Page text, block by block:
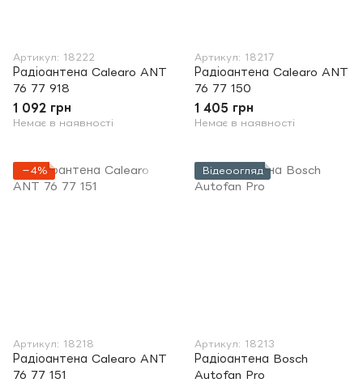
Артикул: 18222
Радіоантена Calearo ANT
76 77 918
1 092 грн
Немає в наявності
Артикул: 18217
Радіоантена Calearo ANT
76 77 150
1 405 грн
Немає в наявності
−4%
Артикул: 18218
Радіоантена Calearo ANT
76 77 151
Відеоогляд
Артикул: 18213
Радіоантена Bosch
Autofan Pro